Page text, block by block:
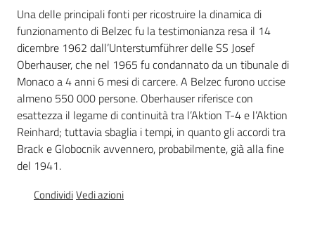
Percorsi
sulla
memoria
Seguici
su
Una delle principali fonti per ricostruire la dinamica di
funzionamento di Belzec fu la testimonianza resa il 14
dicembre 1962 dall’Unterstumführer delle SS Josef
Oberhauser, che nel 1965 fu condannato da un tibunale di
Monaco a 4 anni 6 mesi di carcere. A Belzec furono uccise
almeno 550 000 persone. Oberhauser riferisce con
esattezza il legame di continuità tra l’Aktion T-4 e l’Aktion
Reinhard; tuttavia sbaglia i tempi, in quanto gli accordi tra
Brack e Globocnik avvennero, probabilmente, già alla fine
del 1941.
CondividiVedi azioni